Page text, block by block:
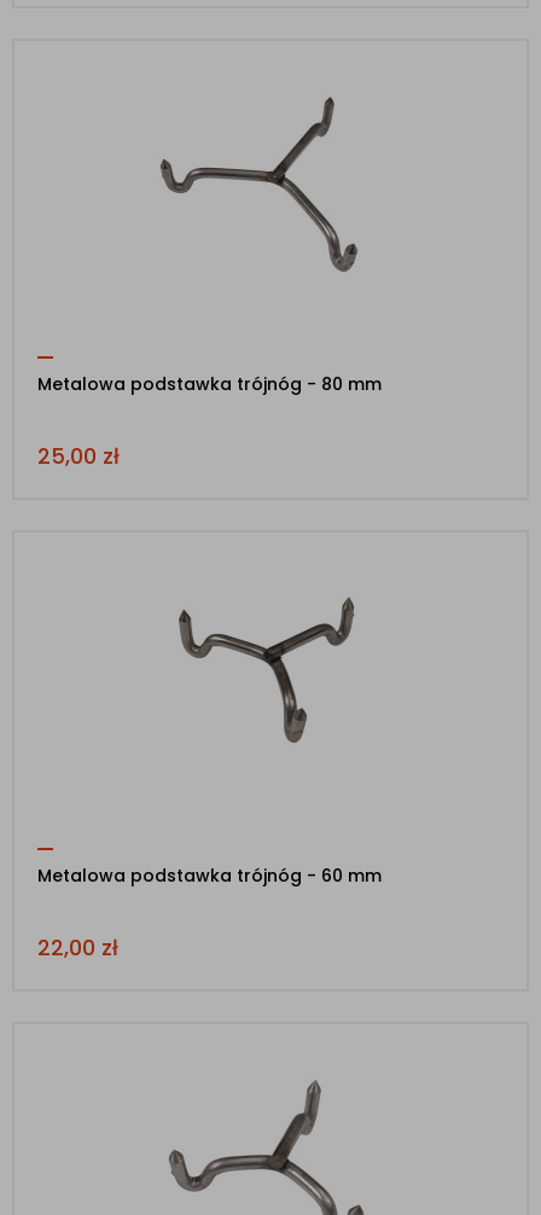
Metalowa podstawka trójnóg - 80 mm
25,00 zł
Metalowa podstawka trójnóg - 60 mm
22,00 zł